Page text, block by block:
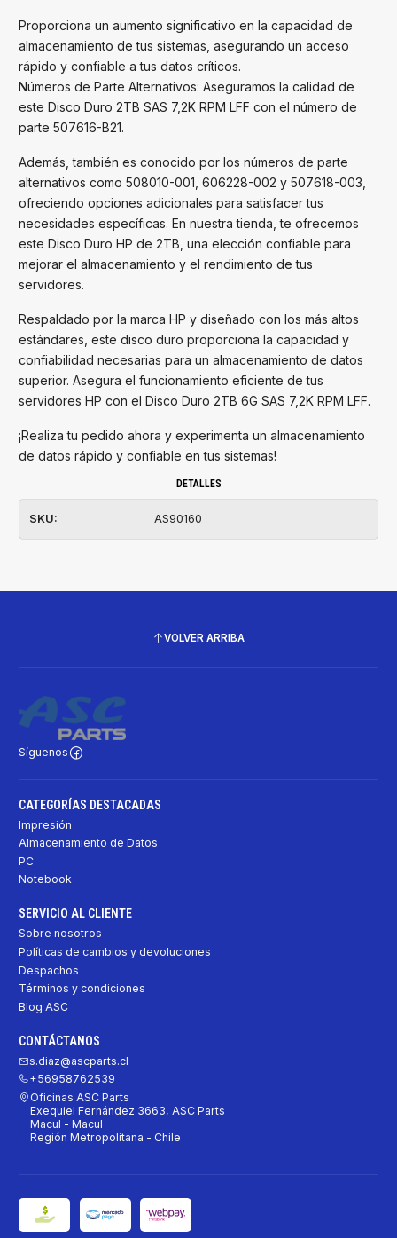
Proporciona un aumento significativo en la capacidad de
almacenamiento de tus sistemas, asegurando un acceso
rápido y confiable a tus datos críticos.
Números de Parte Alternativos: Aseguramos la calidad de
este Disco Duro 2TB SAS 7,2K RPM LFF con el número de
parte 507616-B21.
Además, también es conocido por los números de parte
alternativos como 508010-001, 606228-002 y 507618-003,
ofreciendo opciones adicionales para satisfacer tus
necesidades específicas. En nuestra tienda, te ofrecemos
este Disco Duro HP de 2TB, una elección confiable para
mejorar el almacenamiento y el rendimiento de tus
servidores.
Respaldado por la marca HP y diseñado con los más altos
estándares, este disco duro proporciona la capacidad y
confiabilidad necesarias para un almacenamiento de datos
superior. Asegura el funcionamiento eficiente de tus
servidores HP con el Disco Duro 2TB 6G SAS 7,2K RPM LFF.
¡Realiza tu pedido ahora y experimenta un almacenamiento
de datos rápido y confiable en tus sistemas!
DETALLES
SKU: AS90160
VOLVER ARRIBA
Síguenos
CATEGORÍAS DESTACADAS
Impresión
Almacenamiento de Datos
PC
Notebook
SERVICIO AL CLIENTE
Sobre nosotros
Políticas de cambios y devoluciones
Despachos
Términos y condiciones
Blog ASC
CONTÁCTANOS
s.diaz@ascparts.cl
+56958762539
Oficinas ASC Parts
Exequiel Fernández 3663, ASC Parts
Macul - Macul
Región Metropolitana - Chile